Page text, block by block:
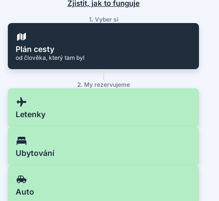
Zjistit, jak to funguje
1. Vyber si
Plán cesty
od člověka, který tam byl
2. My rezervujeme
Letenky
Ubytování
Auto